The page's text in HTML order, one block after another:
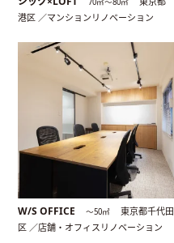
港区 ／マンションリノベーション
W/S OFFICE 〜50㎡
東京都千代田
区 ／店舗・オフィスリノベーション